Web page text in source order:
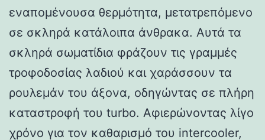
εναπομένουσα θερμότητα, μετατρεπόμενο
σε σκληρά κατάλοιπα άνθρακα. Αυτά τα
σκληρά σωματίδια φράζουν τις γραμμές
τροφοδοσίας λαδιού και χαράσσουν τα
ρουλεμάν του άξονα, οδηγώντας σε πλήρη
καταστροφή του turbo. Αφιερώνοντας λίγο
χρόνο για τον καθαρισμό του intercooler,